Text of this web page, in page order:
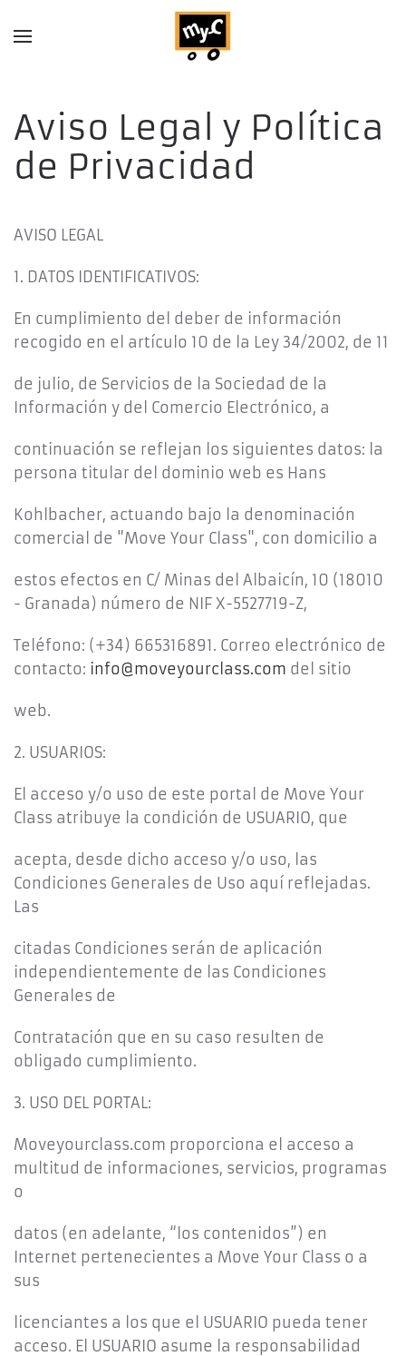
Skip to main content
Aviso Legal y Política
de Privacidad
AVISO LEGAL
1. DATOS IDENTIFICATIVOS:
En cumplimiento del deber de información
recogido en el artículo 10 de la Ley 34/2002, de 11
de julio, de Servicios de la Sociedad de la
Información y del Comercio Electrónico, a
continuación se reflejan los siguientes datos: la
persona titular del dominio web es Hans
Kohlbacher, actuando bajo la denominación
comercial de "Move Your Class", con domicilio a
estos efectos en C/ Minas del Albaicín, 10 (18010
- Granada) número de NIF X-5527719-Z,
Teléfono: (+34) 665316891. Correo electrónico de
contacto: info@moveyourclass.com del sitio
web.
2. USUARIOS:
El acceso y/o uso de este portal de Move Your
Class atribuye la condición de USUARIO, que
acepta, desde dicho acceso y/o uso, las
Condiciones Generales de Uso aquí reflejadas.
Las
citadas Condiciones serán de aplicación
independientemente de las Condiciones
Generales de
Contratación que en su caso resulten de
obligado cumplimiento.
3. USO DEL PORTAL:
Moveyourclass.com proporciona el acceso a
multitud de informaciones, servicios, programas
o
datos (en adelante, “los contenidos”) en
Internet pertenecientes a Move Your Class o a
sus
licenciantes a los que el USUARIO pueda tener
acceso. El USUARIO asume la responsabilidad